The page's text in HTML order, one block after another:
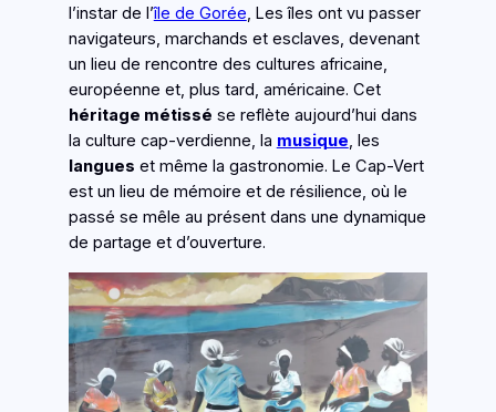
l’instar de l’île de Gorée, Les îles ont vu passer
navigateurs, marchands et esclaves, devenant
un lieu de rencontre des cultures africaine,
européenne et, plus tard, américaine. Cet
héritage métissé se reflète aujourd’hui dans
la culture cap-verdienne, la musique, les
langues et même la gastronomie. Le Cap-Vert
est un lieu de mémoire et de résilience, où le
passé se mêle au présent dans une dynamique
de partage et d’ouverture.